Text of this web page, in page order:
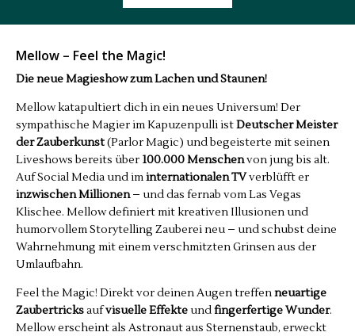
Mellow – Feel the Magic!
Die neue Magieshow zum Lachen und Staunen!
Mellow katapultiert dich in ein neues Universum! Der
sympathische Magier im Kapuzenpulli istDeutscher Meister
der Zauberkunst(Parlor Magic) und begeisterte mit seinen
Liveshows bereits über 100.000 Menschenvon jung bis alt.
Auf Social Media und iminternationalen TVverblüfft er
inzwischen Millionen– und das fernab vom Las Vegas
Klischee. Mellow definiert mit kreativen Illusionen und
humorvollem Storytelling Zauberei neu – und schubst deine
Wahrnehmung mit einem verschmitzten Grinsen aus der
Umlaufbahn.
Feel the Magic! Direkt vor deinen Augen treffenneuartige
Zaubertricksaufvisuelle Effekteundfingerfertige Wunder.
Mellow erscheint als Astronaut aus Sternenstaub, erweckt